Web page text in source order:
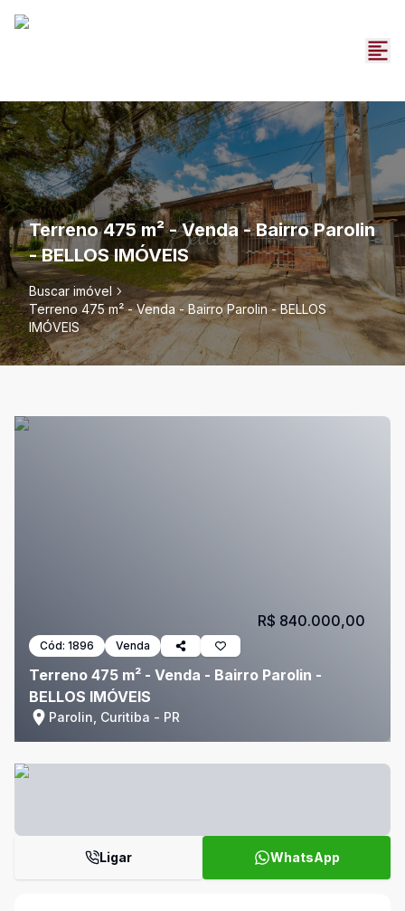
Terreno 475 m² - Venda - Bairro Parolin
- BELLOS IMÓVEIS
Buscar imóvel
Terreno 475 m² - Venda - Bairro Parolin - BELLOS
IMÓVEIS
Cód: 1896 Venda
Terreno 475 m² - Venda - Bairro Parolin -
BELLOS IMÓVEIS
Parolin, Curitiba - PR
R$ 840.000,00
Ligar WhatsApp